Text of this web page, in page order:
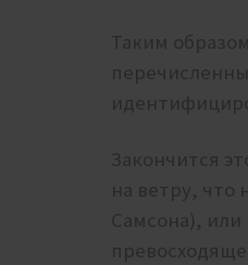
Таким
Закончится
на ветру, что
Самсона),